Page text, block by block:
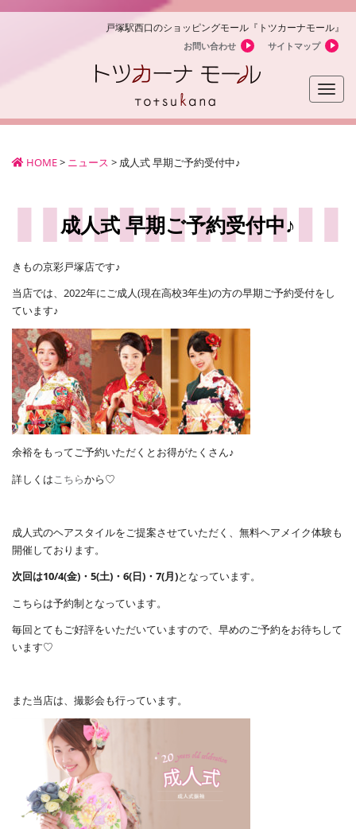
戸塚駅西口のショッピングモール『トツカーナモール』
お問い合わせ サイトマップ
Toggle
HOME> ニュース > 成人式 早期ご予約受付中♪
成人式 早期ご予約受付中♪
きもの京彩戸塚店です♪
当店では、2022年にご成人(現在高校3年生)の方の早期ご予約受付をし
ています♪
余裕をもってご予約いただくとお得がたくさん♪
詳しくは こちらから♡
成人式のヘアスタイルをご提案させていただく、無料ヘアメイク体験も
開催しております。
次回は10/4(金)・5(土)・6(日)・7(月)となっています。
こちらは予約制となっています。
毎回とてもご好評をいただいていますので、早めのご予約をお待ちして
います♡
また当店は、撮影会も行っています。